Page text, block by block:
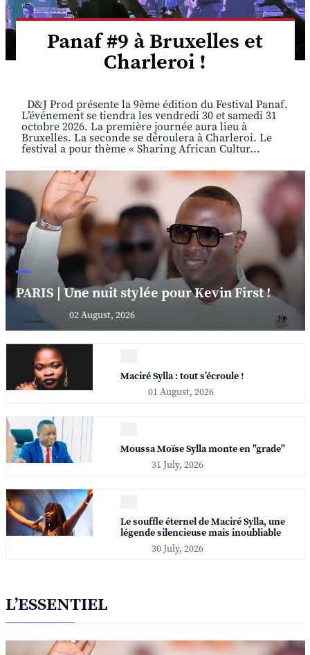
Panaf #9 à Bruxelles et
Charleroi !
D&J Prod présente la 9ème édition du Festival Panaf.
L’événement se tiendra les vendredi 30 et samedi 31
octobre 2026. La première journée aura lieu à
Bruxelles. La seconde se déroulera à Charleroi. Le
festival a pour thème « Sharing African Cultur...
PARIS | Une nuit stylée pour Kevin First !
02 August, 2026
Maciré Sylla : tout s’écroule !
01 August, 2026
Moussa Moïse Sylla monte en "grade"
31 July, 2026
Le souffle éternel de Maciré Sylla, une
légende silencieuse mais inoubliable
30 July, 2026
L’ESSENTIEL